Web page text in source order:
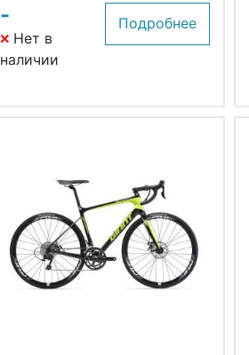
-
Нет в
наличии
Подробнее